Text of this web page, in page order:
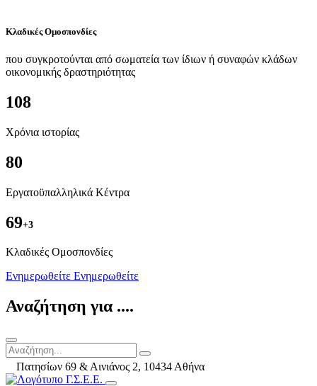
Κλαδικές Ομοσπονδίες
που συγκροτούνται από σωματεία των ίδιων ή συναφών κλάδων
οικονομικής δραστηριότητας
108
Χρόνια ιστορίας
80
Εργατοϋπαλληλικά Κέντρα
69+3
Kλαδικές Ομοσπονδίες
Ενημερωθείτε Ενημερωθείτε
Αναζήτηση για ....
Πατησίων 69 & Αινιάνος 2, 10434 Αθήνα